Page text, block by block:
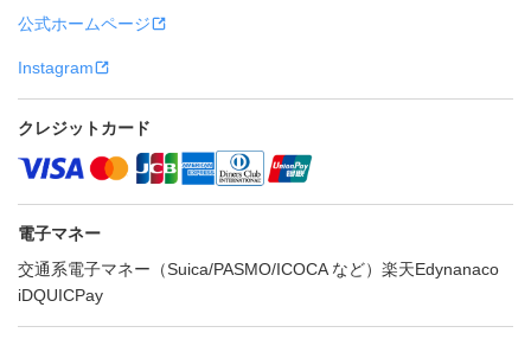
公式ホームページ
Instagram
クレジットカード
電子マネー
交通系電子マネー（Suica/PASMO/ICOCA など） 楽天Edynanaco
iDQUICPay